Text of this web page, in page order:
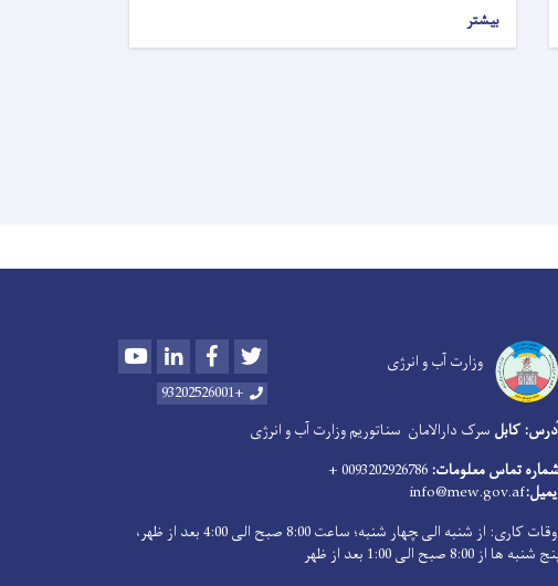
بیشتر
وزارت آب و انرژی YoutubeLinkedInFacebook
+93202526001
کابل سرک دارالامان سناتوریم وزارت آب و انرژی
تماس معلومات:
info@mew.gov.af
اوقات کاری: از شنبه الی ‍چهار شنبه؛ ساعت 8:00 صبح الی 4:00 بعد از ظهر،
شنبه ها از 8:00 صبح الی 1:00 بعد از ظهر